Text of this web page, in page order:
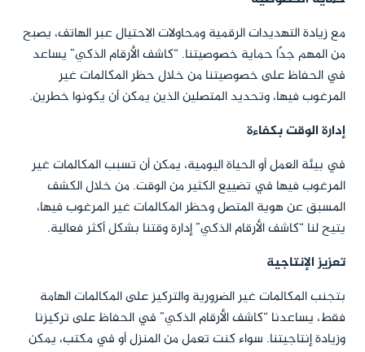
مع زيادة التهديدات الرقمية ومحاولات الاحتيال عبر الهاتف، يصبح
من المهم جدًا حماية خصوصيتنا. “كاشف الأرقام الذكي” يساعد
في الحفاظ على خصوصيتنا من خلال حظر المكالمات غير
المرغوب فيها، وتحديد المتصلين الذين يمكن أن يكونوا خطرين.
إدارة الوقت بكفاءة
في بيئة العمل أو الحياة اليومية، يمكن أن تسبب المكالمات غير
المرغوب فيها في تضييع الكثير من الوقت. من خلال الكشف
المسبق عن هوية المتصل وحظر المكالمات غير المرغوب فيها،
يتيح لنا “كاشف الأرقام الذكي” إدارة وقتنا بشكل أكثر فعالية.
تعزيز الإنتاجية
بتجنب المكالمات غير الضرورية والتركيز على المكالمات الهامة
فقط، يساعدنا “كاشف الأرقام الذكي” في الحفاظ على تركيزنا
وزيادة إنتاجيتنا. سواء كنت تعمل من المنزل أو في مكتب، يمكن